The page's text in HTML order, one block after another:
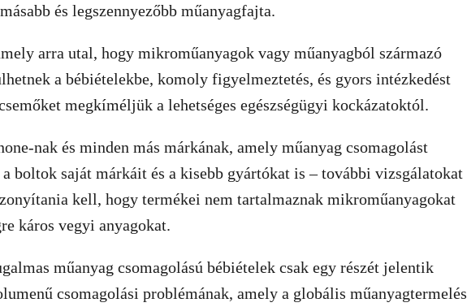
és legszennyezőbb műanyagfajta.
arra utal, hogy mikroműanyagok vagy műanyagból származó
a bébiételekbe, komoly figyelmeztetés, és gyors intézkedést
megkíméljük a lehetséges egészségügyi kockázatoktól.
nak és minden más márkának, amely műanyag csomagolást
a boltok saját márkáit és a kisebb gyártókat is – további vizsgálatokat
kell, hogy termékei nem tartalmaznak mikroműanyagokat
káros vegyi anyagokat.
műanyag csomagolású bébiételek csak egy részét jelentik
csomagolási problémának, amely a globális műanyagtermelés